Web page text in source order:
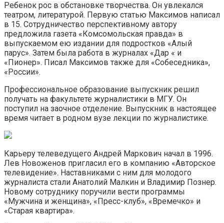
Ребенок рос в обстановке творчества. Он увлекался
театром, литературой. Первую статью Максимов написал
в 15. Сотрудничество перспективному автору
предложила газета «Комсомольская правда» в
выпускаемом ею издании для подростков «Алый
парус». Затем была работа в журналах «Дар « и
«Пионер». Писал Максимов также для «Собеседника»,
«России».
Профессиональное образование выпускник решил
получать на факультете журналистики в МГУ. Он
поступил на заочное отделение. Выпускник в настоящее
время читает в родном вузе лекции по журналистике.
Карьеру телеведущего Андрей Маркович начал в 1996.
Лев Новоженов пригласил его в компанию «Авторское
телевидение». Наставниками с ним для молодого
журналиста стали Анатолий Малкин и Владимир Познер.
Новому сотруднику поручили вести программы
«Мужчина и женщина», «Пресс-клуб», «Времечко» и
«Старая квартира».